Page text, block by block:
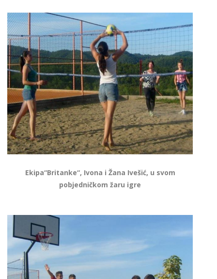
Ekipa“Britanke“, Ivona i Žana Ivešić, u svom
pobjedničkom žaru igre